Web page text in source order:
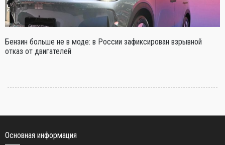
Бензин больше не в моде: в России зафиксирован взрывной
отказ от двигателей
Основная информация